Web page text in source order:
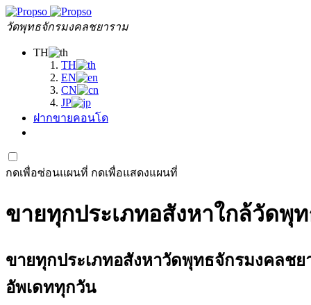
วัดพุทธจักรมงคลชยาราม
TH
TH
EN
CN
JP
ฝากขายคอนโด
กดเพื่อซ่อนแผนที่ กดเพื่อแสดงแผนที่
ขายทุกประเภทอสังหาใกล้วัดพุ
ขายทุกประเภทอสังหาวัดพุทธจักรมงคลชย
อัพเดททุกวัน